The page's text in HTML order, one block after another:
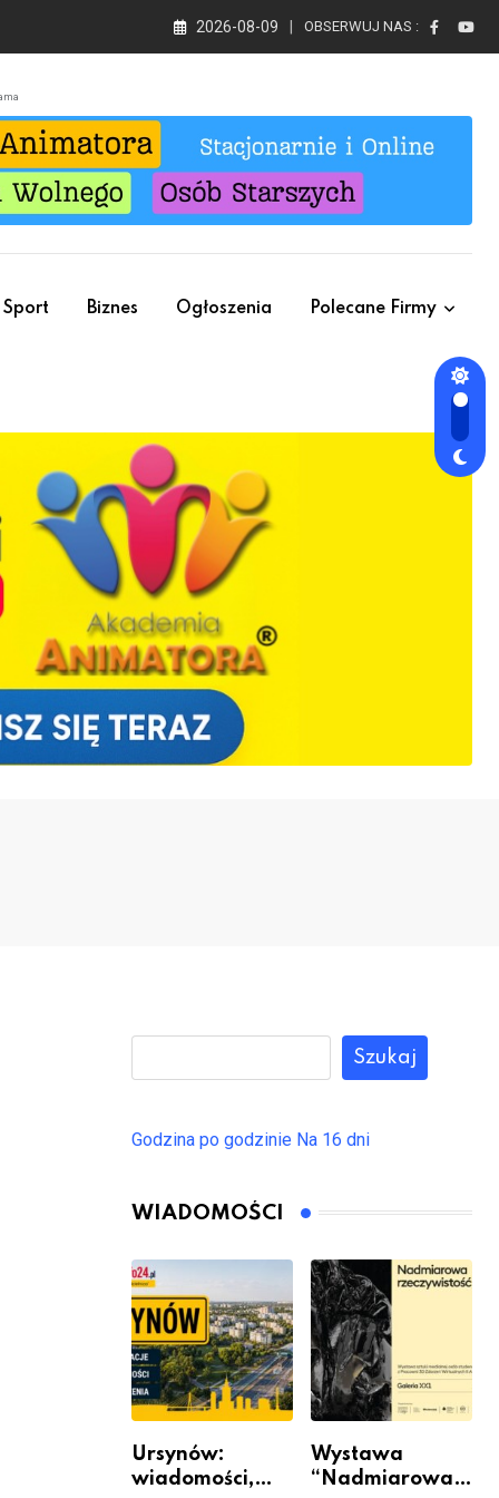
2026-08-09 OBSERWUJ NAS :
Sport Biznes Ogłoszenia Polecane Firmy
Szukaj
Godzina po godzinie Na 16 dni
WIADOMOŚCI
Ursynów:
wiadomości,
Wystawa
“Nadmiarowa